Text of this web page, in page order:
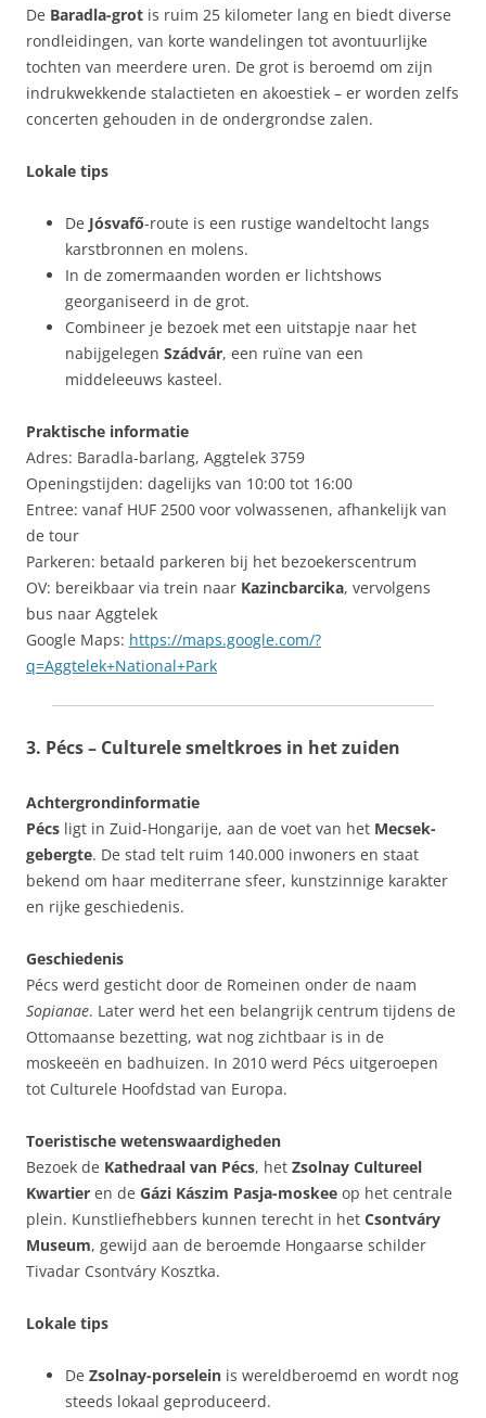
De Baradla-grot is ruim 25 kilometer lang en biedt diverse
rondleidingen, van korte wandelingen tot avontuurlijke
tochten van meerdere uren. De grot is beroemd om zijn
indrukwekkende stalactieten en akoestiek – er worden zelfs
concerten gehouden in de ondergrondse zalen.
Lokale tips
De Jósvafő-route is een rustige wandeltocht langs
karstbronnen en molens.
In de zomermaanden worden er lichtshows
georganiseerd in de grot.
Combineer je bezoek met een uitstapje naar het
nabijgelegen Szádvár, een ruïne van een
middeleeuws kasteel.
Praktische informatie
Adres: Baradla-barlang, Aggtelek 3759
Openingstijden: dagelijks van 10:00 tot 16:00
Entree: vanaf HUF 2500 voor volwassenen, afhankelijk van
de tour
Parkeren: betaald parkeren bij het bezoekerscentrum
OV: bereikbaar via trein naar Kazincbarcika, vervolgens
bus naar Aggtelek
Google Maps: https://maps.google.com/?
q=Aggtelek+National+Park
3. Pécs – Culturele smeltkroes in het zuiden
Achtergrondinformatie
Pécs ligt in Zuid-Hongarije, aan de voet van het Mecsek-
gebergte. De stad telt ruim 140.000 inwoners en staat
bekend om haar mediterrane sfeer, kunstzinnige karakter
en rijke geschiedenis.
Geschiedenis
Pécs werd gesticht door de Romeinen onder de naam
Sopianae. Later werd het een belangrijk centrum tijdens de
Ottomaanse bezetting, wat nog zichtbaar is in de
moskeeën en badhuizen. In 2010 werd Pécs uitgeroepen
tot Culturele Hoofdstad van Europa.
Toeristische wetenswaardigheden
Bezoek de Kathedraal van Pécs, het Zsolnay Cultureel
Kwartier en de Gázi Kászim Pasja-moskee op het centrale
plein. Kunstliefhebbers kunnen terecht in het Csontváry
Museum, gewijd aan de beroemde Hongaarse schilder
Tivadar Csontváry Kosztka.
Lokale tips
De Zsolnay-porselein is wereldberoemd en wordt nog
steeds lokaal geproduceerd.